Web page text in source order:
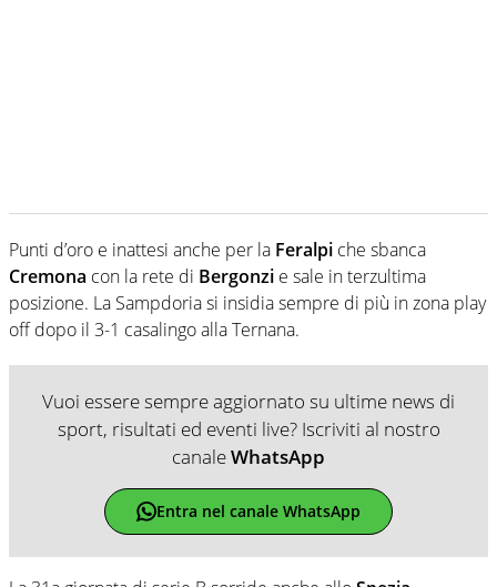
Punti d’oro e inattesi anche per la Feralpi che sbanca
Cremona con la rete di Bergonzi e sale in terzultima
posizione. La Sampdoria si insidia sempre di più in zona play
off dopo il 3-1 casalingo alla Ternana.
Vuoi essere sempre aggiornato su ultime news di
sport, risultati ed eventi live? Iscriviti al nostro
canaleWhatsApp
Entra nel canale WhatsApp